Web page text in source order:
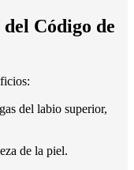
Código de
del labio superior,
de la piel.